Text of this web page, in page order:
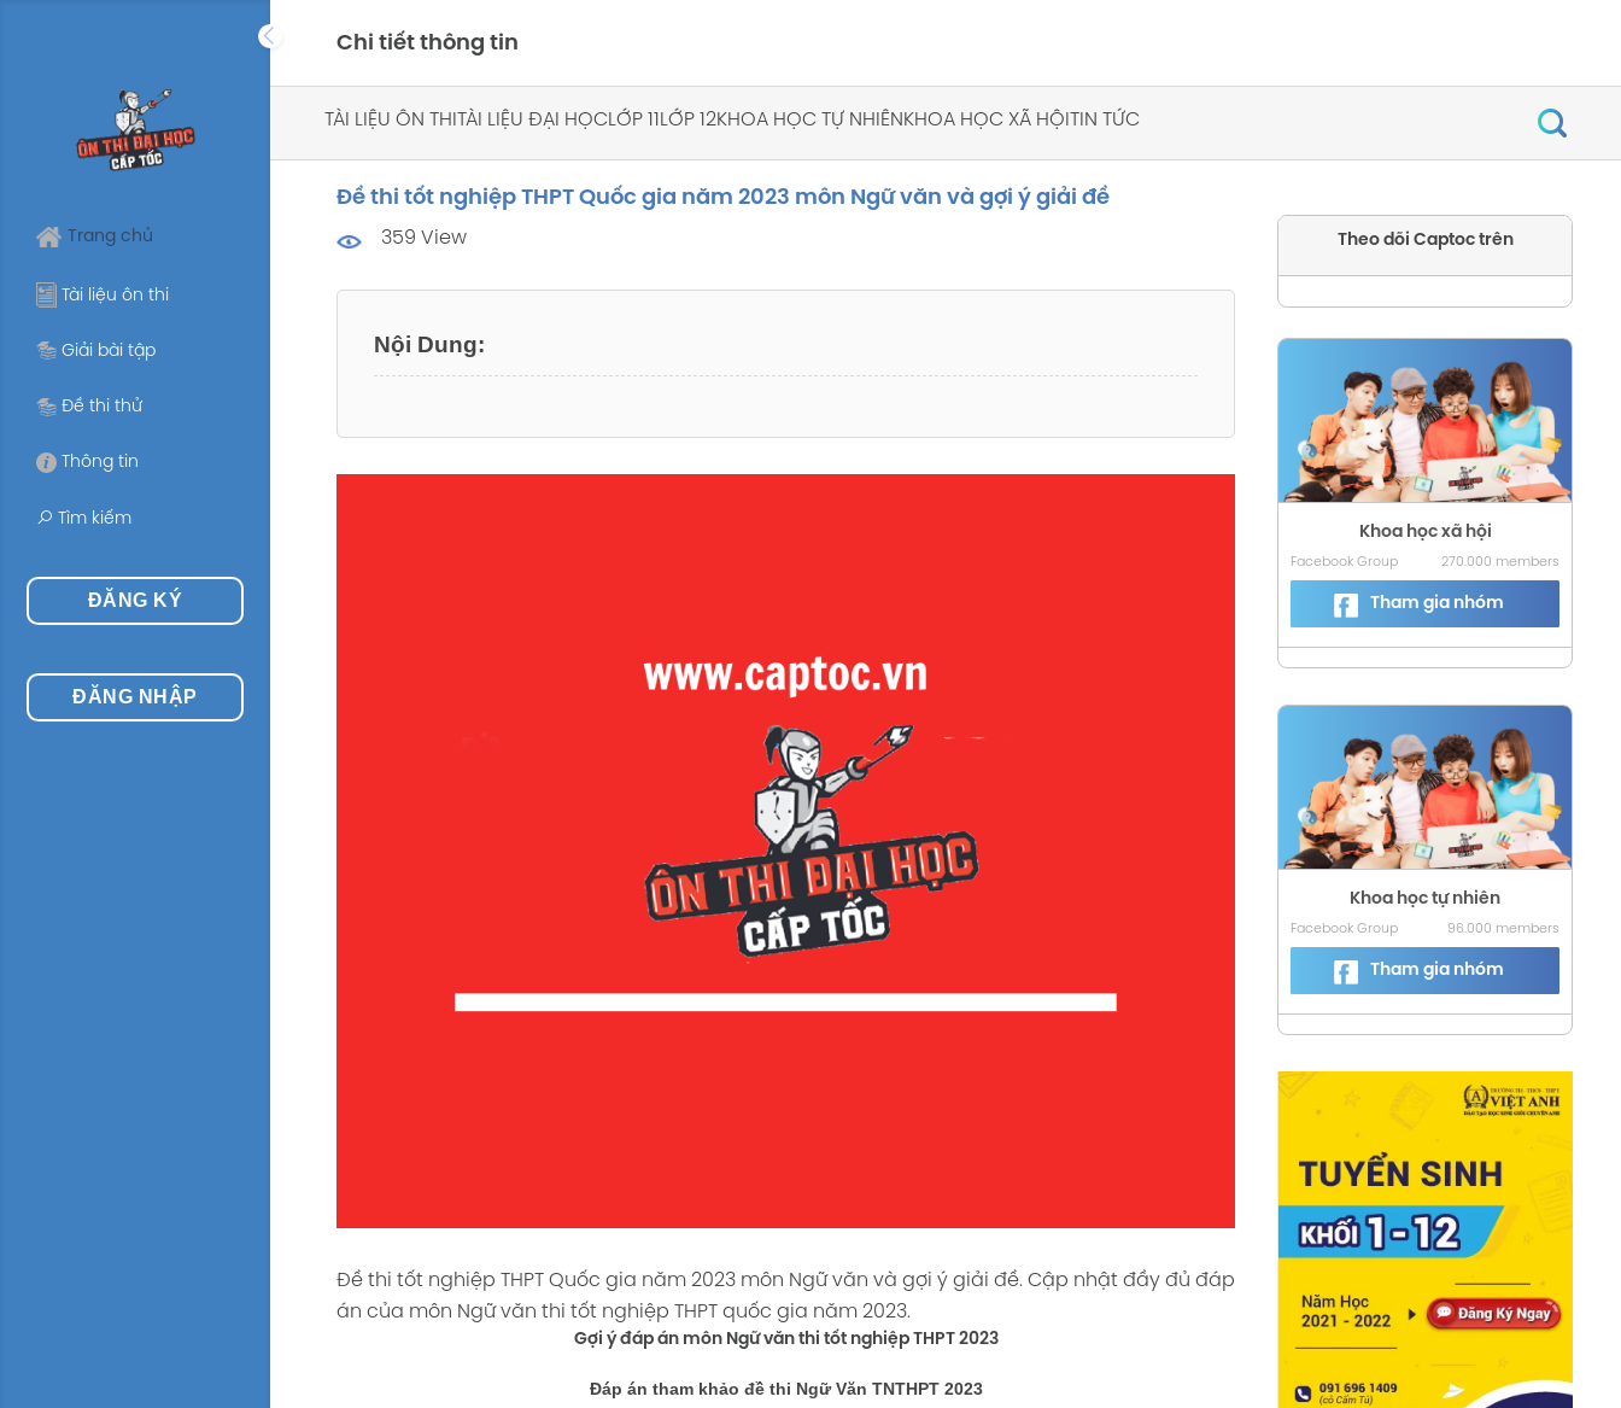
Trang chủ
Tài liệu ôn thi
Giải bài tập
Đề thi thử
Thông tin
Tìm kiếm
ĐĂNG KÝ
ĐĂNG NHẬP
Chi tiết thông tin
TÀI LIỆU ÔN THI TÀI LIỆU ĐẠI HỌCLỚP 11 LỚP 12KHOA HỌC TỰ NHIÊN KHOA HỌC XÃ HỘI TIN TỨC
Đề thi tốt nghiệp THPT Quốc gia năm 2023 môn Ngữ văn và gợi ý giải đề
359 View
Đề thi tốt nghiệp THPT Quốc gia năm 2023 môn Ngữ văn và gợi ý giải đề. Cập nhật đầy đủ đáp
án của môn Ngữ văn thi tốt nghiệp THPT quốc gia năm 2023.
Gợi ý đáp án môn Ngữ văn thi tốt nghiệp THPT 2023
Đáp án tham khảo đề thi Ngữ Văn TNTHPT 2023
Theo dõi Captoc trên
Khoa học xã hội
Facebook Group 270.000 members
Tham gia nhóm
Khoa học tự nhiên
Facebook Group 96.000 members
Tham gia nhóm